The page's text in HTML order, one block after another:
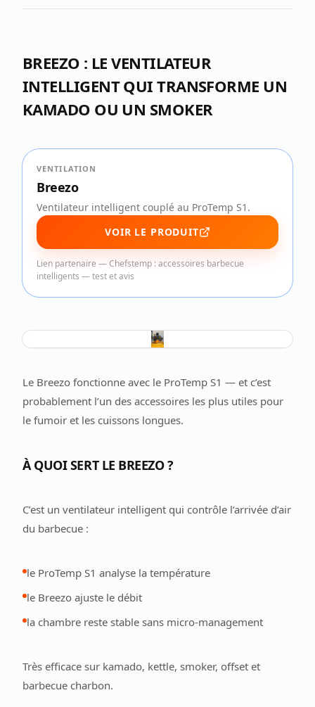
BREEZO : LE VENTILATEUR
INTELLIGENT QUI TRANSFORME UN
KAMADO OU UN SMOKER
VENTILATION
Breezo
Ventilateur intelligent couplé au ProTemp S1.
VOIR LE PRODUIT
Lien partenaire —Chefstemp : accessoires barbecue
intelligents — test et avis
Le Breezo fonctionne avec le ProTemp S1 — et c’est
probablement l’un des accessoires les plus utiles pour
le fumoir et les cuissons longues.
À QUOI SERT LE BREEZO ?
C’est un ventilateur intelligent qui contrôle l’arrivée d’air
du barbecue :
le ProTemp S1 analyse la température
le Breezo ajuste le débit
la chambre reste stable sans micro-management
Très efficace sur kamado, kettle, smoker, offset et
barbecue charbon.